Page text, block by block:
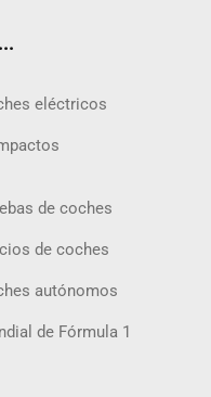
eléctricos
de coches
de coches
autónomos
de Fórmula 1